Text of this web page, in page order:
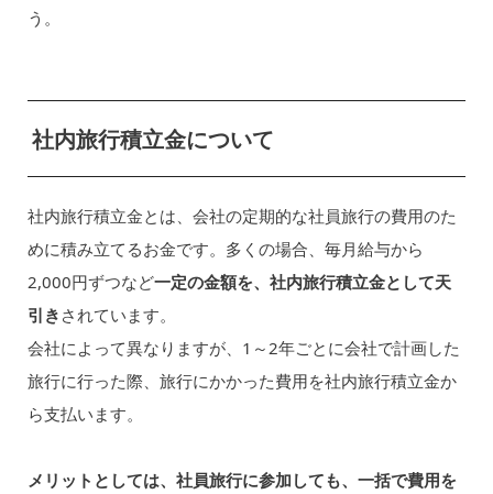
う。
社内旅行積立金について
社内旅行積立金とは、会社の定期的な社員旅行の費用のた
めに積み立てるお金です。多くの場合、毎月給与から
2,000円ずつなど一定の金額を、社内旅行積立金として天
引き されています。
会社によって異なりますが、1～2年ごとに会社で計画した
旅行に行った際、旅行にかかった費用を社内旅行積立金か
ら支払います。
メリットとしては、社員旅行に参加しても、一括で費用を